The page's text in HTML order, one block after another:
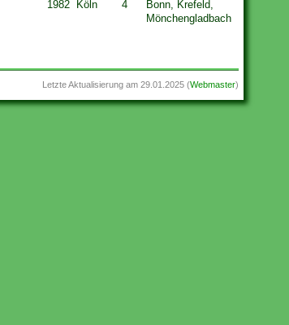
1982 Köln 4
Bonn, Krefeld,
Mönchengladbach
Letzte Aktualisierung am29.01.2025(Webmaster)